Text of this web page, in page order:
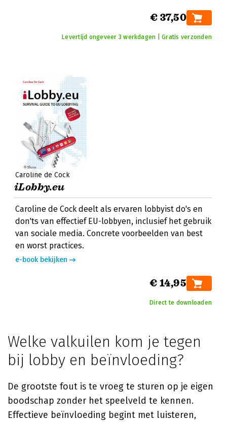
€ 37,50
Levertijd ongeveer 3 werkdagen | Gratis verzonden
Caroline de Cock
iLobby.eu
Caroline de Cock deelt als ervaren lobbyist do's en
don'ts van effectief EU-lobbyen, inclusief het gebruik
van sociale media. Concrete voorbeelden van best
en worst practices.
e-book bekijken
€ 14,95
Direct te downloaden
Welke valkuilen kom je tegen
bij lobby en beïnvloeding?
De grootste fout is te vroeg te sturen op je eigen
boodschap zonder het speelveld te kennen.
Effectieve beïnvloeding begint met luisteren,